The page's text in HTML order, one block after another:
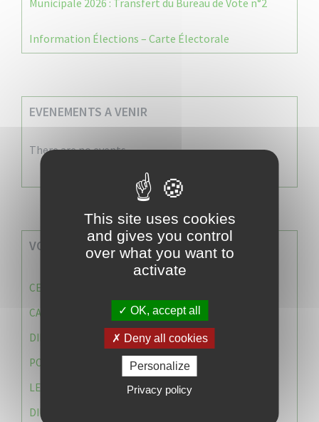
Municipale 2026 : Transfert du Bureau de Vote n°2
Information Élections – Carte Électorale
EVENEMENTS A VENIR
There are no events
VOS SERVICES MUNICIPAUX
CENTRE COMMUNAL D’ACTION SOCIALE (C.C.A.S)
CAISSE DES ÉCOLES
DIRECTION DES SERVICES TECHNIQUES
POLICE MUNICIPALE
LE CABINET DU MAIRE
DIRECTION DES RESSOURCES ET MOYENS
This site uses cookies
and gives you control
over what you want to
activate
OK, accept all
Deny all cookies
Personalize
Privacy policy